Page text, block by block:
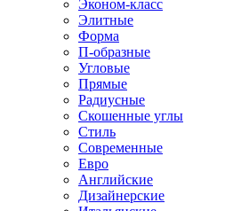
Эконом-класс
Элитные
Форма
П-образные
Угловые
Прямые
Радиусные
Скошенные углы
Стиль
Современные
Евро
Английские
Дизайнерские